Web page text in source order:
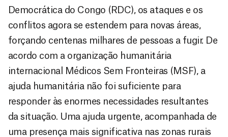
Democrática do Congo (RDC), os ataques e os
conflitos agora se estendem para novas áreas,
forçando centenas milhares de pessoas a fugir. De
acordo com a organização humanitária
internacional Médicos Sem Fronteiras (MSF), a
ajuda humanitária não foi suficiente para
responder às enormes necessidades resultantes
da situação. Uma ajuda urgente, acompanhada de
uma presença mais significativa nas zonas rurais